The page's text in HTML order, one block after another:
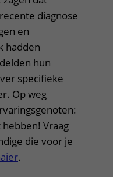
diagnose
en
hadden
hun
specifieke
Op weg
Vraag
die voor je
.